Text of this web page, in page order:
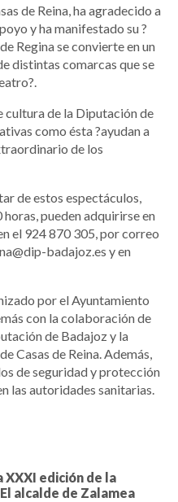
de Reina, ha agradecido a
y ha manifestado su ?
Regina se convierte en un
distintas comarcas que se
de la Diputación de
como ésta ?ayudan a
de los
de estos espectáculos,
pueden adquirirse en
el 924 870 305, por correo
badajoz.es y en
por el Ayuntamiento
con la colaboración de
de Badajoz y la
Casas de Reina. Además,
de seguridad y protección
las autoridades sanitarias.
XXXI edición de la
alcalde de Zalamea